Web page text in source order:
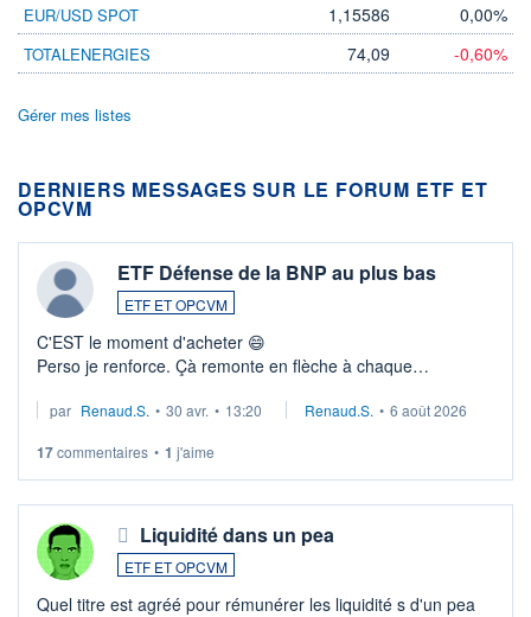
EUR/USD SPOT 1,15586 0,00%
TOTALENERGIES 74,09 -0,60%
Gérer mes listes
DERNIERS MESSAGES SUR LE FORUM ETF ET
OPCVM
ETF Défense de la BNP au plus bas
ETF ET OPCVM
C'EST le moment d'acheter 😄​
Perso je renforce. Çà remonte en flèche à chaque
Investissement long terme tip top pour sa retraite.
par Renaud.S. • 30 avr. • 13:20 Renaud.S. • 6 août 2026
17commentaires • 1 j'aime
Liquidité dans un pea
ETF ET OPCVM
Quel titre est agréé pour rémunérer les liquidité s d'un pea